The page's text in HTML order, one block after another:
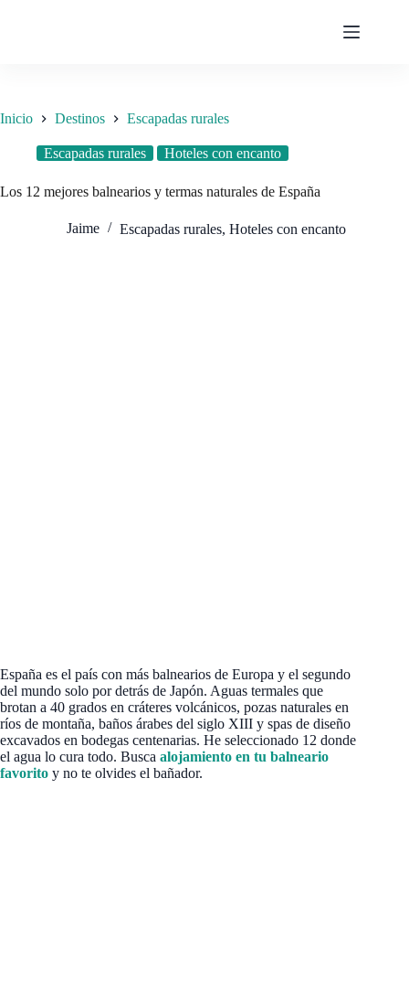
Inicio Destinos Escapadas rurales
Escapadas rurales Hoteles con encanto
Los 12 mejores balnearios y termas naturales de España
Jaime Escapadas rurales, Hoteles con encanto
España es el país con más balnearios de Europa y el segundo
del mundo solo por detrás de Japón. Aguas termales que
brotan a 40 grados en cráteres volcánicos, pozas naturales en
ríos de montaña, baños árabes del siglo XIII y spas de diseño
excavados en bodegas centenarias. He seleccionado 12 donde
el agua lo cura todo. Busca alojamiento en tu balneario
favorito y no te olvides el bañador.